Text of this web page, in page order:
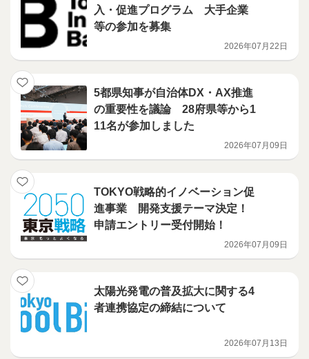
入・促進プログラム 大手企業
等の参加を募集
2026年07月22日
5都県知事が自治体DX・AX推進
の重要性を議論 28府県等から1
11名が参加しました
2026年07月09日
TOKYO戦略的イノベーション促
進事業 開発支援テーマ決定！
申請エントリー受付開始！
2026年07月09日
太陽光発電の普及拡大に関する4
者連携協定の締結について
2026年07月13日